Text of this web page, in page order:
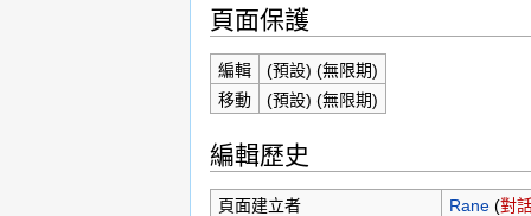
頁面保護
編輯
(預設) (無限期)
移動
(預設) (無限期)
編輯歷史
頁面建立者 Rane(對